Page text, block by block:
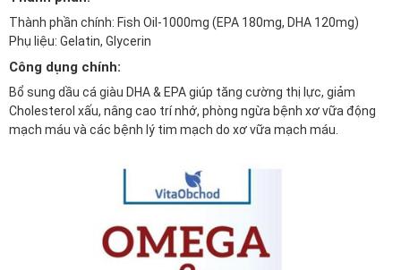
Thành phần chính: Fish Oil-1000mg (EPA 180mg, DHA 120mg)
Phụ liệu: Gelatin, Glycerin
Công dụng chính:
Bổ sung dầu cá giàu DHA & EPA giúp tăng cường thị lực, giảm
Cholesterol xấu, nâng cao trí nhớ, phòng ngừa bệnh xơ vữa động
mạch máu và các bệnh lý tim mạch do xơ vữa mạch máu.